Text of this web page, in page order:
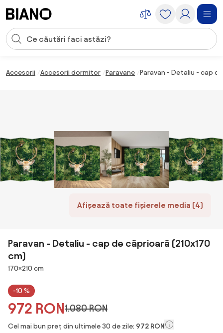
Introducerea căutării
Accesorii Accesorii dormitor Paravane Paravan - Detaliu - cap
Afișează toate fișierele media (4)
Paravan - Detaliu - cap de căprioară (210x170
cm)
Dimensiuni
170×210 cm
-10 %
972 RON1.080 RON
Cel mai bun preț din ultimele 30 de zile: 972 RON